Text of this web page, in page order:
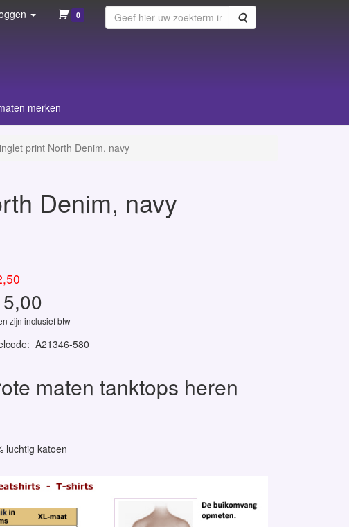
0 Zoeken
merken
print North Denim, navy
Denim, navy
zijn inclusief btw
: A21346-580
maten tanktops heren
luchtig katoen